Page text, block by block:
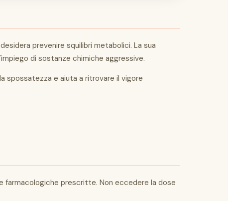
prevenire squilibri metabolici. La sua
di sostanze chimiche aggressive.
spossatezza e aiuta a ritrovare il vigore
prescritte. Non eccedere la dose